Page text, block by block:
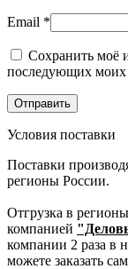
Email *
Сохранить моё
последующих моих
Условия поставки
Поставки
регионы России.
Отгрузка в
компанией
компании 2 раза в
можете заказать